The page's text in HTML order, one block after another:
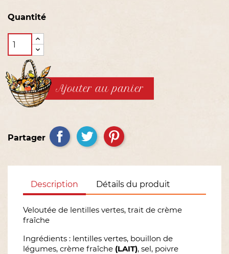
Quantité
Ajouter au panier
Partager
Description Détails du produit
Veloutée de lentilles vertes, trait de crème
fraîche
Ingrédients : lentilles vertes, bouillon de
légumes, crème fraîche (LAIT), sel, poivre